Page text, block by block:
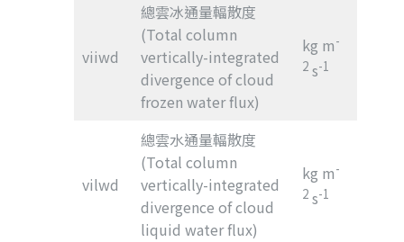
viiwd
總雲冰通量輻散度
(Total column
vertically-integrated
divergence of cloud
frozen water flux)
kg m-
2 s-1
vilwd
總雲水通量輻散度
(Total column
vertically-integrated
divergence of cloud
liquid water flux)
kg m-
2 s-1